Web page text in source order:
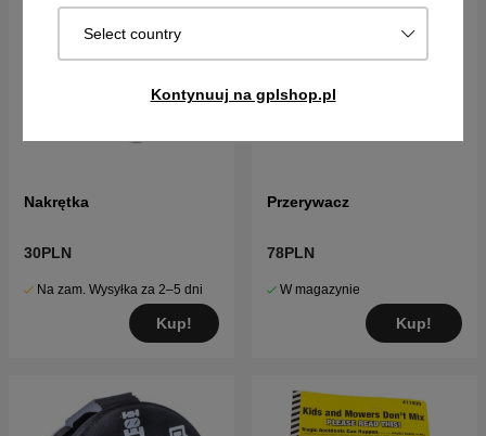
Select country
Kontynuuj na gplshop.pl
Nakrętka
30PLN
Na zam. Wysyłka za 2–5 dni
Kup!
Przerywacz
78PLN
W magazynie
Kup!